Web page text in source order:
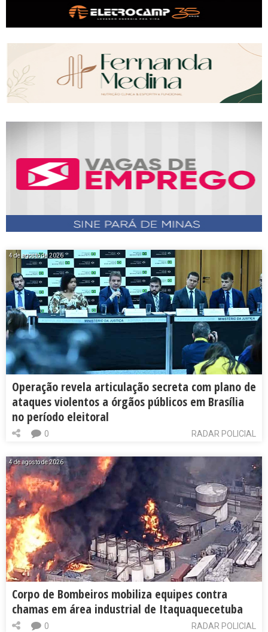
4 de agosto de 2026
Operação revela articulação secreta com plano de
ataques violentos a órgãos públicos em Brasília
no período eleitoral
RADAR POLICIAL
0
4 de agosto de 2026
Corpo de Bombeiros mobiliza equipes contra
chamas em área industrial de Itaquaquecetuba
RADAR POLICIAL
0